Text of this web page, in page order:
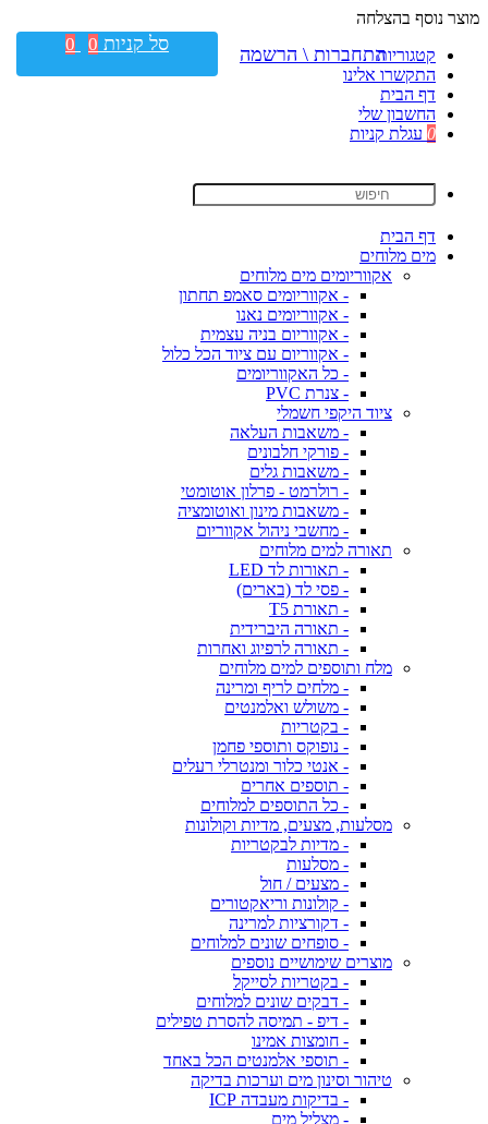
מוצר נוסף בהצלחה
קטגוריות
התקשרו אלינו
דף הבית
החשבון שלי
0 עגלת קניות
דף הבית
מים מלוחים
אקווריומים מים מלוחים
- אקווריומים סאמפ תחתון
- אקווריומים נאנו
- אקווריום בניה עצמית
- אקווריום עם ציוד הכל כלול
- כל האקווריומים
- צנרת PVC
ציוד היקפי חשמלי
- משאבות העלאה
- פורקי חלבונים
- משאבות גלים
- רולרמט - פרלון אוטומטי
- משאבות מינון ואוטומציה
- מחשבי ניהול אקווריום
תאורה למים מלוחים
- תאורות לד LED
- פסי לד (בארים)
- תאורת T5
- תאורה היברידית
- תאורה לרפיוג ואחרות
מלח ותוספים למים מלוחים
- מלחים לריף ומרינה
- משולש ואלמנטים
- בקטריות
- נופוקס ותוספי פחמן
- אנטי כלור ומנטרלי רעלים
- תוספים אחרים
- כל התוספים למלוחים
מסלעות, מצעים, מדיות וקולונות
- מדיות לבקטריות
- מסלעות
- מצעים / חול
- קולונות וריאקטורים
- דקורציות למרינה
- סופחים שונים למלוחים
מוצרים שימושיים נוספים
- בקטריות לסייקל
- דבקים שונים למלוחים
- דיפ - תמיסה להסרת טפילים
- חומצות אמינו
- תוספי אלמנטים הכל באחד
טיהור וסינון מים וערכות בדיקה
- בדיקות מעבדה ICP
- מצליל מים
התחברות \ הרשמה סל קניות 0
0